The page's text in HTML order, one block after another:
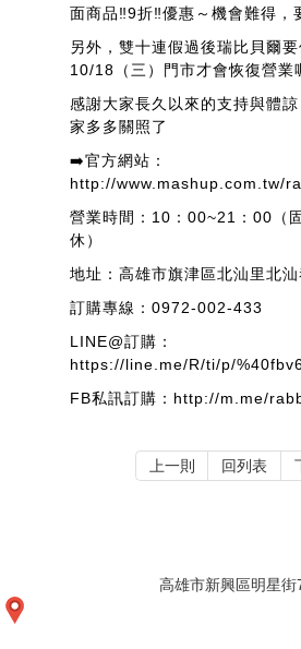
面商品‼️9折‼️優惠～機會難得，
另外，雙十連假過後瑞比貝爾要
10/18（三）門市才會恢復營業
感謝大家長久以來的支持與體
家多多關照了
➡️官方網站：
http://www.mashup.com.tw/
營業時間：10：00~21：00（
休）
地址：高雄市旗津區北汕里北
訂購專線：0972-002-433
LINE@訂購：
https://line.me/R/ti/p/
FB私訊訂購：http://m.me/
上一則 回列表
高雄市新興區明星街